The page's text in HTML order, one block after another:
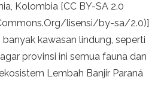
Kolombia [CC BY-SA 2.0
lisensi/by-sa/2.0)]
banyak kawasan lindung, seperti
provinsi ini semua fauna dan
Lembah Banjir Paraná